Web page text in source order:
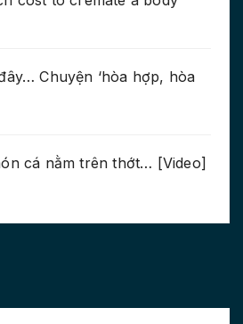
Chuyện ‘hòa hợp, hòa
cá nằm trên thớt… [Video]